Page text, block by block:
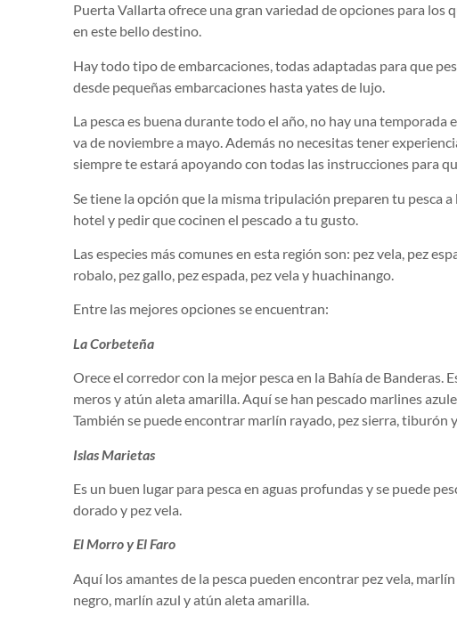
Puerta Vallarta ofrece una gran variedad de opciones para los
en este bello destino.
Hay todo tipo de embarcaciones, todas adaptadas para que
desde pequeñas embarcaciones hasta yates de lujo.
La pesca es buena durante todo el año, no hay una temporada
va de noviembre a mayo. Además no necesitas tener
siempre te estará apoyando con todas las instrucciones para
Se tiene la opción que la misma tripulación preparen tu pesca
hotel y pedir que cocinen el pescado a tu gusto.
Las especies más comunes en esta región son: pez vela, pez
robalo, pez gallo, pez espada, pez vela y huachinango.
Entre las mejores opciones se encuentran:
La Corbeteña
Orece el corredor con la mejor pesca en la Bahía de Banderas.
meros y atún aleta amarilla. Aquí se han pescado marlines
También se puede encontrar marlín rayado, pez sierra, tiburón
Islas Marietas
Es un buen lugar para pesca en aguas profundas y se puede
dorado y pez vela.
El Morro y El Faro
Aquí los amantes de la pesca pueden encontrar pez vela,
negro, marlín azul y atún aleta amarilla.